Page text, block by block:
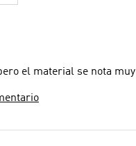
el material se nota